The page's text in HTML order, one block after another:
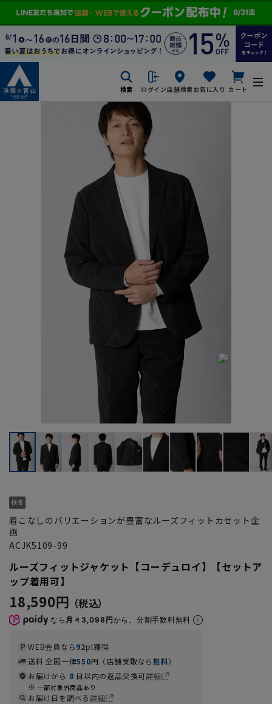
検索 ログイン店舗検索お気に入り カート
着こなしのバリエーションが豊富なルーズフィットカセット企
画
ACJK5109-99
ルーズフィットジャケット【コーデュロイ】【セットア
ップ着用可】
18,590円
なら 月々3,098円から。分割手数料無料
WEB会員なら92pt獲得
送料 全国一律550円（店舗受取なら無料）
お届けから 8 日以内の返品交換可詳細
一部対象外商品あり
お届け日を調べる詳細